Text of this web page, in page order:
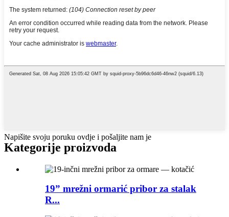
Napišite svoju poruku ovdje i pošaljite nam je
Kategorije proizvoda
19” mrežni ormarić pribor za stalak
R...